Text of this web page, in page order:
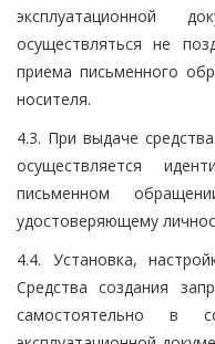
эксплуатационной
осуществляться не
приема письменного
носителя.
4.3. При выдаче
осуществляется
письменном
удостоверяющему
4.4. Установка,
Средства создания
самостоятельно в